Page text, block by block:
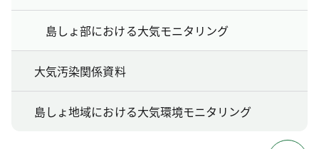
島しょ部における大気モニタリング
大気汚染関係資料
島しょ地域における大気環境モニタリング